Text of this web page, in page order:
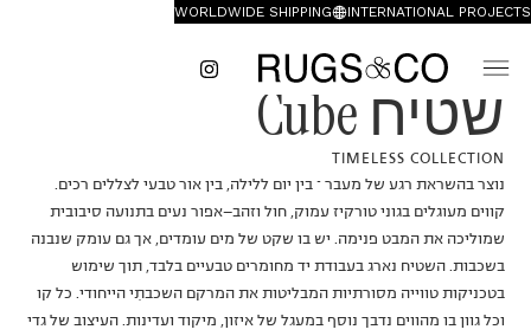
INTERNATIONAL PROJECTS
WORLDWIDE SHIPPING
שטיח Cube
TIMELESS COLLECTION
נוצר בהשראת רגע של מעבר – בין יום ללילה, בין אור טבעי לצללים רכים.
קווים מעוגלים בגוני טורקיז עמוק, חול וזהב־אפור נעים בתנועה סיבובית
שמוליכה את המבט פנימה. יש בו שקט של מים עומדים, אך גם עומק שנבנה
בשכבות. השטיח נארג בעבודת יד מחומרים טבעיים בלבד, תוך שימוש
בטכניקות טווייה מסורתיות המבליטות את המרקם השכבתִי הייחודי. כל קו
וכל גוון בו מהווים נדבך נוסף במעגל של איזון, מיקוד ועדינות. העיצוב של גדי